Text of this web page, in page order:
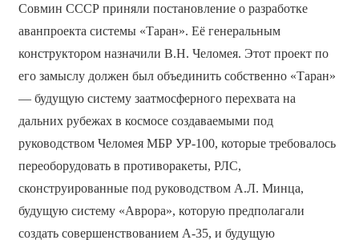
Совмин СССР приняли постановление о разработке
аванпроекта системы «Таран». Её генеральным
конструктором назначили В.Н. Челомея. Этот проект по
его замыслу должен был объединить собственно «Таран»
— будущую систему заатмосферного перехвата на
дальних рубежах в космосе создаваемыми под
руководством Челомея МБР УР-100, которые требовалось
переоборудовать в противоракеты, РЛС,
сконструированные под руководством А.Л. Минца,
будущую систему «Аврора», которую предполагали
создать совершенствованием А-35, и будущую